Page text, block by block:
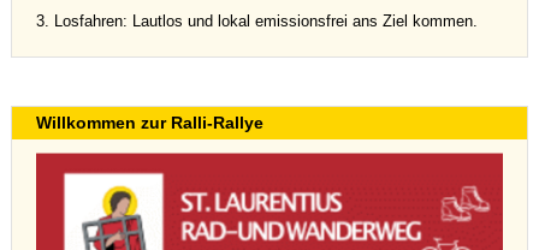
3. Losfahren: Lautlos und lokal emissionsfrei ans Ziel kommen.
Willkommen zur Ralli-Rallye